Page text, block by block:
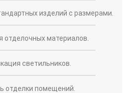
изделий с размерами.
отделочных материалов.
светильников.
отделки помещений.